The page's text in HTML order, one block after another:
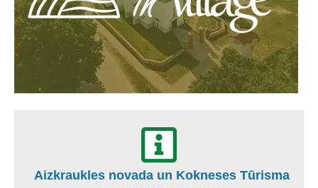
Aizkraukles novada un Kokneses Tūrisma